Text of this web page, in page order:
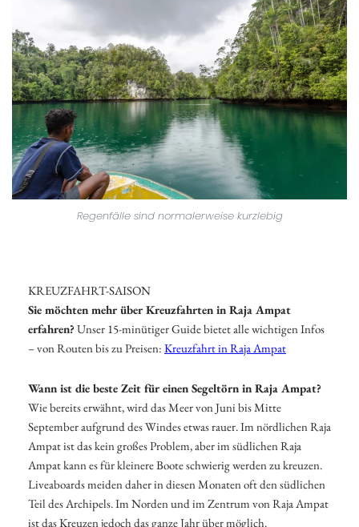
Regenfälle sind normalerweise kurzlebig
KREUZFAHRT-SAISON
Sie möchten mehr über Kreuzfahrten in Raja Ampat
erfahren?Unser 15-minütiger Guide bietet alle wichtigen Infos
– von Routen bis zu Preisen: Kreuzfahrt in Raja Ampat
Wann ist die beste Zeit für einen Segeltörn in Raja Ampat?
Wie bereits erwähnt, wird das Meer von Juni bis Mitte
September aufgrund des Windes etwas rauer. Im nördlichen Raja
Ampat ist das kein großes Problem, aber im südlichen Raja
Ampat kann es für kleinere Boote schwierig werden zu kreuzen.
Liveaboards meiden daher in diesen Monaten oft den südlichen
Teil des Archipels. Im Norden und im Zentrum von Raja Ampat
ist das Kreuzen jedoch das ganze Jahr über möglich.